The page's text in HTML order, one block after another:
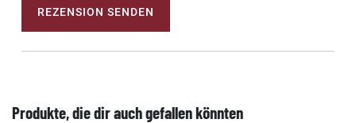
REZENSION SENDEN
Produkte, die dir auch gefallen könnten